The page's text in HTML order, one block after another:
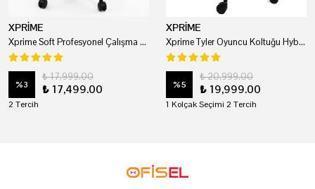
XPRİME
Xprime Soft Profesyonel Çalışma Ve Oyuncu Koltuğu
%3
₺ 17,999.00
₺ 17,499.00
2 Tercih
XPRİME
Xprime Tyler Oyuncu Koltuğu Hybrid Kumaş Kırmızı
%5
₺ 20,999.00
₺ 19,999.00
1 Kolçak Seçimi 2 Tercih